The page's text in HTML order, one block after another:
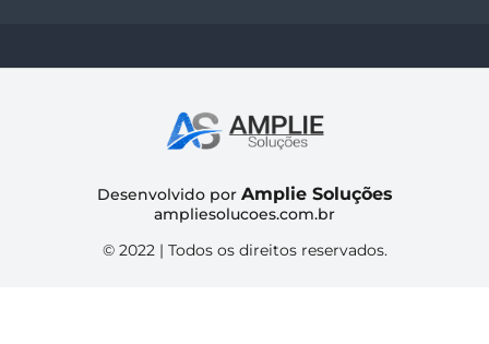
Desenvolvido por Amplie Soluções
ampliesolucoes.com.br
© 2022 | Todos os direitos reservados.